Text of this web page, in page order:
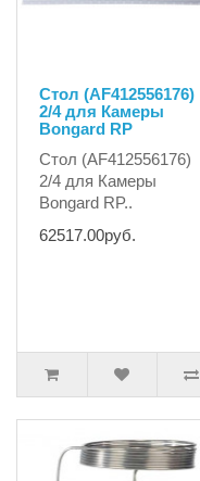
Стол (AF412556176)
2/4 для Камеры
Bongard RP
Стол (AF412556176)
2/4 для Камеры
Bongard RP..
62517.00руб.